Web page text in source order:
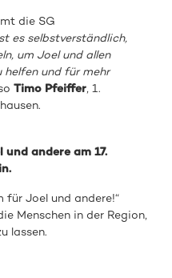
die SG
es selbstverständlich,
um Joel und allen
und für mehr
Timo Pfeiffer, 1.
andere am 17.
für Joel und andere!“
Menschen in der Region,
lassen.